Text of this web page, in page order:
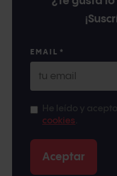
EMAIL *
cookies